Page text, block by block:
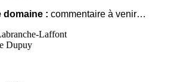
domaine : commentaire à venir…
Laffont
Dupuy